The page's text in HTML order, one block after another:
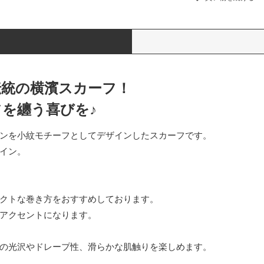
の横濱スカーフ！
纏う喜びを♪
小紋モチーフとしてデザインしたスカーフです。
ン。
トな巻き方をおすすめしております。
クセントになります。
沢やドレープ性、滑らかな肌触りを楽しめます。